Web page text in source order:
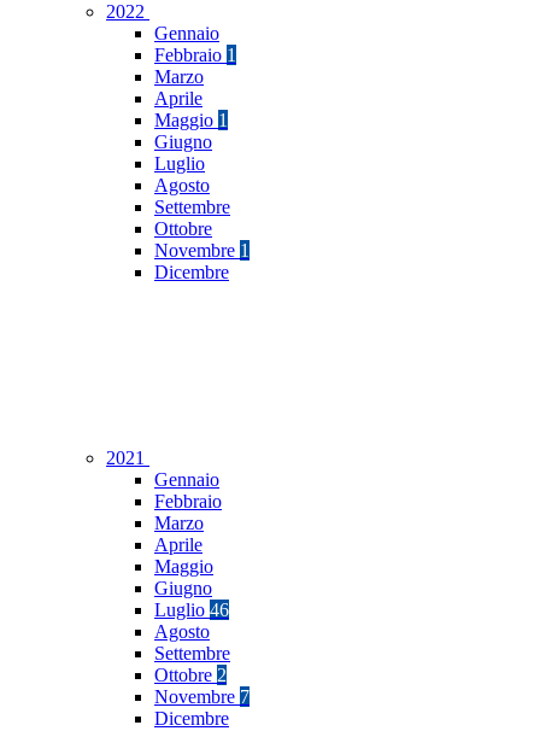
2022
Gennaio
Febbraio 1
Marzo
Aprile
Maggio 1
Giugno
Luglio
Agosto
Settembre
Ottobre
Novembre 1
Dicembre
2021
Gennaio
Febbraio
Marzo
Aprile
Maggio
Giugno
Luglio 46
Agosto
Settembre
Ottobre 2
Novembre 7
Dicembre